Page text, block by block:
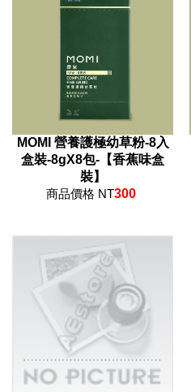
MOMI 營養護極幼草粉-8入
盒裝-8gX8包-【香蕉味盒
裝】
商品價格 NT300